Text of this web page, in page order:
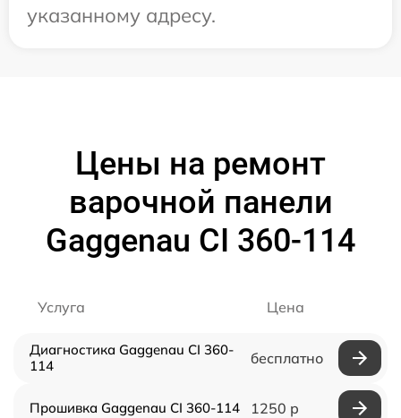
указанному адресу.
Цены на ремонт
варочной панели
Gaggenau CI 360-114
Услуга Цена
Диагностика Gaggenau CI 360-
114
бесплатно
Прошивка Gaggenau CI 360-114 1250 р